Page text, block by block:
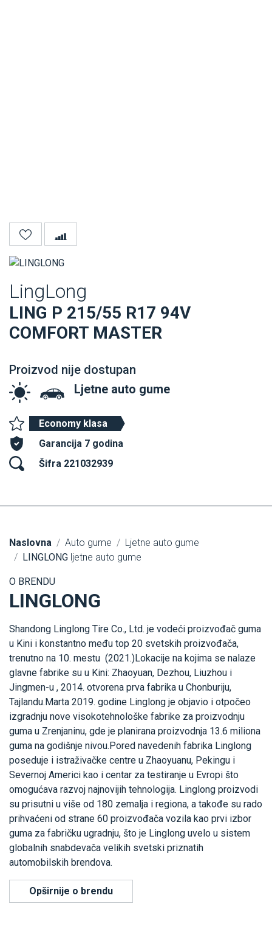
LingLong
LING P 215/55 R17 94V
COMFORT MASTER
Proizvod nije dostupan
Ljetne auto gume
Economy klasa
Garancija 7 godina
Šifra 221032939
Naslovna Auto gume
Ljetne auto gume
LINGLONG ljetne auto gume
O BRENDU
LINGLONG
Shandong Linglong Tire Co., Ltd. je vodeći proizvođač guma
u Kini i konstantno među top 20 svetskih proizvođača,
trenutno na 10. mestu (2021.)Lokacije na kojima se nalaze
glavne fabrike su u Kini: Zhaoyuan, Dezhou, Liuzhou i
Jingmen-u , 2014. otvorena prva fabrika u Chonburiju,
Tajlandu.Marta 2019. godine Linglong je objavio i otpočeo
izgradnju nove visokotehnološke fabrike za proizvodnju
guma u Zrenjaninu, gde je planirana proizvodnja 13.6 miliona
guma na godišnje nivou.Pored navedenih fabrika Linglong
poseduje i istraživačke centre u Zhaoyuanu, Pekingu i
Severnoj Americi kao i centar za testiranje u Evropi što
omogućava razvoj najnovijih tehnologija. Linglong proizvodi
su prisutni u više od 180 zemalja i regiona, a takođe su rado
prihvaćeni od strane 60 proizvođača vozila kao prvi izbor
guma za fabričku ugradnju, što je Linglong uvelo u sistem
globalnih snabdevača velikih svetski priznatih
automobilskih brendova.
Opširnije o brendu